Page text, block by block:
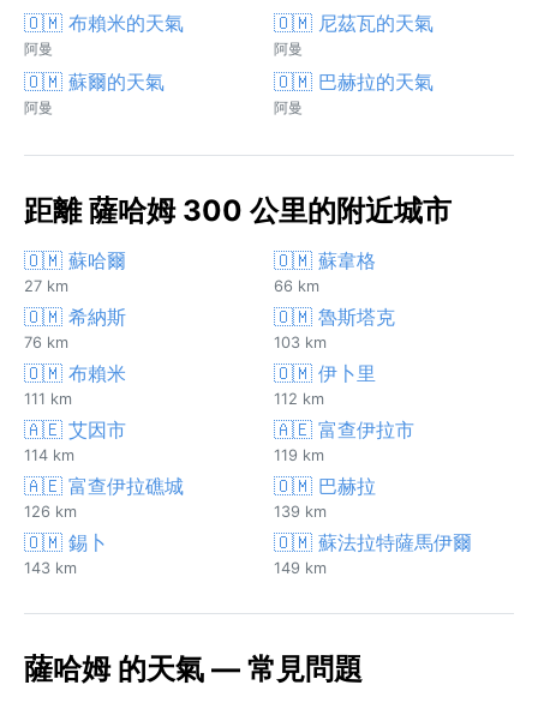
🇴🇲 布賴米的天氣
阿曼
🇴🇲 尼茲瓦的天氣
阿曼
🇴🇲 蘇爾的天氣
阿曼
🇴🇲 巴赫拉的天氣
阿曼
距離 薩哈姆 300 公里的附近城市
🇴🇲 蘇哈爾
27 km
🇴🇲 蘇韋格
66 km
🇴🇲 希納斯
76 km
🇴🇲 魯斯塔克
103 km
🇴🇲 布賴米
111 km
🇴🇲 伊卜里
112 km
🇦🇪 艾因市
114 km
🇦🇪 富查伊拉市
119 km
🇦🇪 富查伊拉礁城
126 km
🇴🇲 巴赫拉
139 km
🇴🇲 錫卜
143 km
🇴🇲 蘇法拉特薩馬伊爾
149 km
薩哈姆 的天氣 — 常見問題